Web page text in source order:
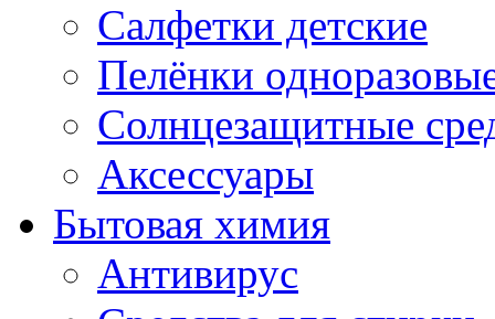
Салфетки детские
Пелёнки
Солнцезащитные
Аксессуары
Бытовая химия
Антивирус